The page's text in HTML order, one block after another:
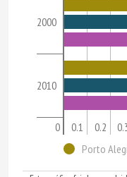
2000
2010
0 0.1 0.2
Porto